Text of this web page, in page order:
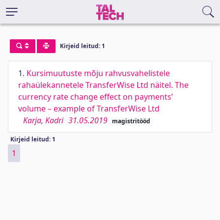
Kirjeid leitud: 1
1. Kursimuutuste mõju rahvusvahelistele
rahaülekannetele TransferWise Ltd näitel. The
currency rate change effect on payments’
volume – example of TransferWise Ltd
Karja, Kadri 31.05.2019 magistritööd
Kirjeid leitud: 1
1